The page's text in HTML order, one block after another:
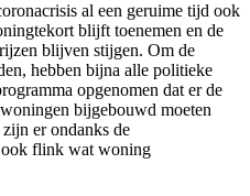
al een geruime tijd ook
blijft toenemen en de
blijven stijgen. Om de
hebben bijna alle politieke
opgenomen dat er de
bijgebouwd moeten
er ondanks de
ook flink wat woning